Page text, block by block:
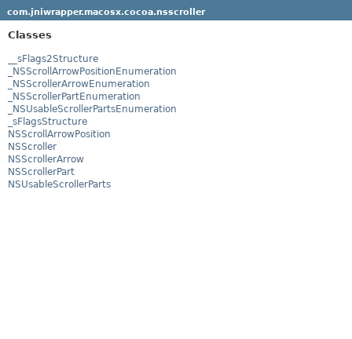
com.jniwrapper.macosx.cocoa.nsscroller
Classes
__sFlags2Structure
_NSScrollArrowPositionEnumeration
_NSScrollerArrowEnumeration
_NSScrollerPartEnumeration
_NSUsableScrollerPartsEnumeration
_sFlagsStructure
NSScrollArrowPosition
NSScroller
NSScrollerArrow
NSScrollerPart
NSUsableScrollerParts